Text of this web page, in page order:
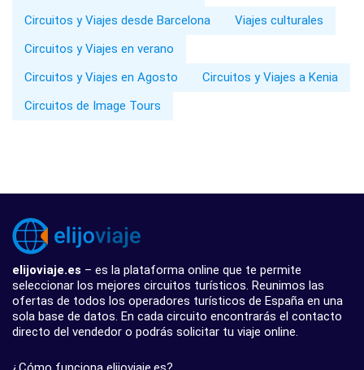
Circuitos y Viajes desde Barcelona
Viajes culturales
Circuitos y Viajes en verano
Circuitos y Viajes en Agosto
Circuitos y Viajes a Kenia
Circuitos de Image Tours
elijoviaje.es – es la plataforma online que te permite
seleccionar los mejores circuitos turísticos. Reunimos las
ofertas de todos los operadores turísticos de España en una
sola base de datos. En cada circuito encontrarás el contacto
directo del vendedor o podrás solicitar tu viaje online.